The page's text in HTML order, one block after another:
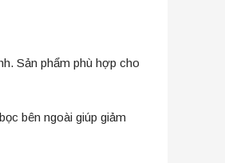
Sản phẩm phù hợp cho
bên ngoài giúp giảm